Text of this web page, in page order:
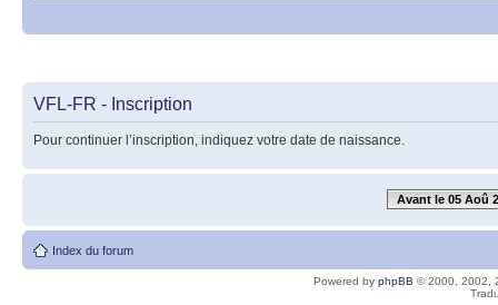
VFL-FR - Inscription
Pour continuer l’inscription, indiquez votre date de naissance.
Avant le 05 Aoû
Index du forum
Powered by phpBB © 2000, 2002,